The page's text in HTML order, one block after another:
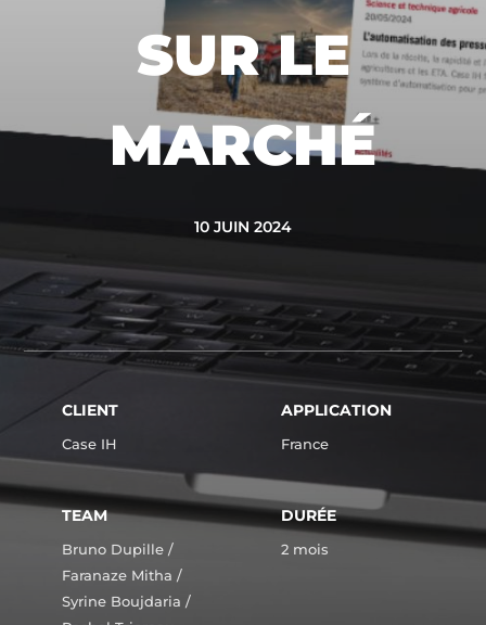
SUR LE
MARCHÉ
10 JUIN 2024
CLIENT
Case IH
APPLICATION
France
TEAM
Bruno Dupille /
Faranaze Mitha /
Syrine Boujdaria /
DURÉE
2 mois